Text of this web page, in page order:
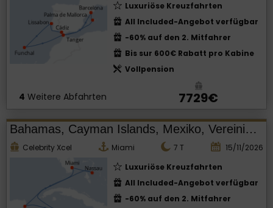
Luxuriöse Kreuzfahrten
All Included-Angebot verfügbar
-60% auf den 2. Mitfahrer
Bis sur 600€ Rabatt pro Kabine
Vollpension
4 Weitere Abfahrten 7729€
Bahamas, Cayman Islands, Mexiko, Vereinigte Staaten von Amerika
Celebrity Xcel Miami 7 T
15/11/2026
Luxuriöse Kreuzfahrten
All Included-Angebot verfügbar
-60% auf den 2. Mitfahrer